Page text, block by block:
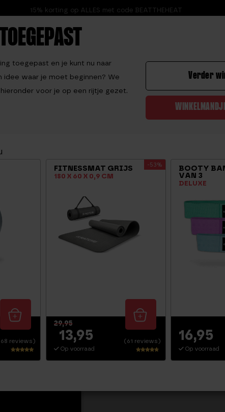
toegepast en je kunt nu naar
idee waar je moet beginnen? We
voor je op een rijtje gezet.
Verder
reviews)
FITNESSMAT GRIJS
180 X 60 X 0,9 CM
-53%
(61 reviews)
29,95
13,95
Op voorraad
BOOTY
VAN 3
DELUXE
16,95
Op voorraad
15% korting op ALLES met code BEATTHEHEAT
SPORTVOEDING
(4)
Board
YeYe
Voor 21:30u besteld = morgen
GRATIS VERZENDING > €40,-